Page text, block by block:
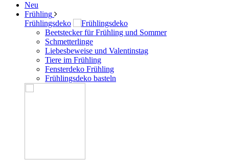
Neu
Frühling
Frühlingsdeko
Beetstecker für Frühling und Sommer
Schmetterlinge
Liebesbeweise und Valentinstag
Tiere im Frühling
Fensterdeko Frühling
Frühlingsdeko basteln